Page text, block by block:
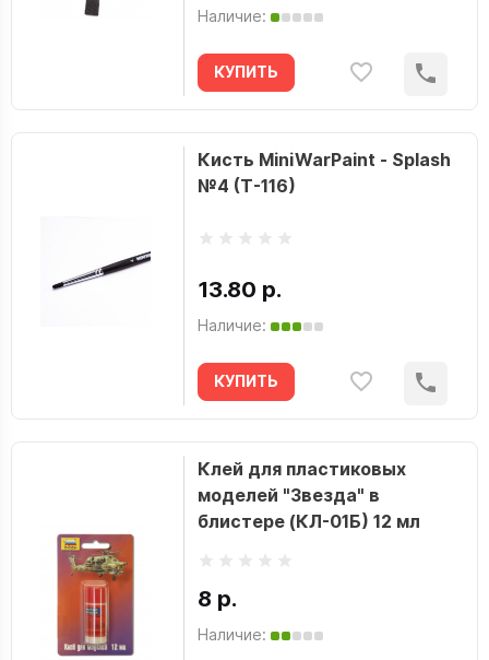
Наличие:
КУПИТЬ
Кисть MiniWarPaint - Splash
№4 (T-116)
13.80 р.
Наличие:
КУПИТЬ
Клей для пластиковых
моделей "Звезда" в
блистере (КЛ-01Б) 12 мл
8 р.
Наличие: